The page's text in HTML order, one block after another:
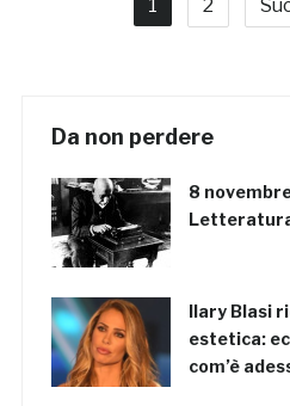
1 2
Da non perdere
8
Ilary Blasi
estetica:
com’è